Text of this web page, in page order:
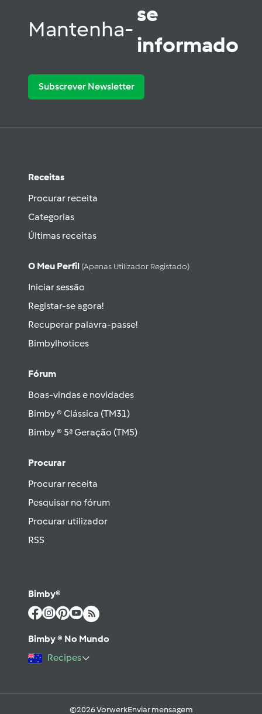
Mantenha-
se
informado
Subscrever Newsletter
Receitas
Procurar receita
Categorias
Últimas receitas
O Meu Perfil (apenas Utilizador Registado)
Iniciar sessão
Registar-se agora!
Recuperar palavra-passe!
Bimbylhotices
Fórum
Boas-vindas e novidades
Bimby ® Clássica (TM31)
Bimby ® 5ª Geração (TM5)
Procurar
Procurar receita
Pesquisar no fórum
Procurar utilizador
RSS
Bimby®
Bimby ® No Mundo
Recipes
©2026 VorwerkEnviar mensagem